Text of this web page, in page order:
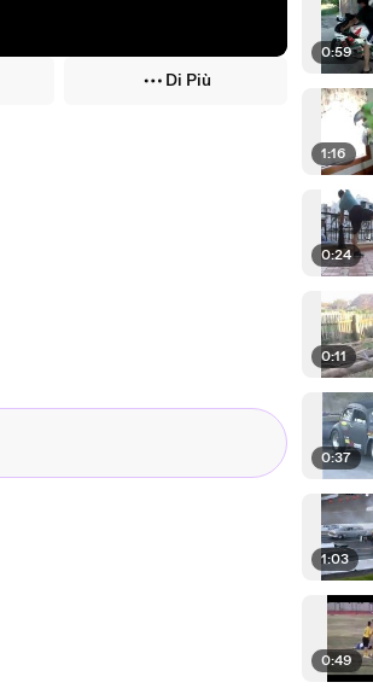
Di Più
0:59
1:16
0:24
0:11
0:37
1:03
0:49